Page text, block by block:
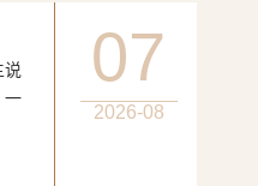
一
07
2026-08